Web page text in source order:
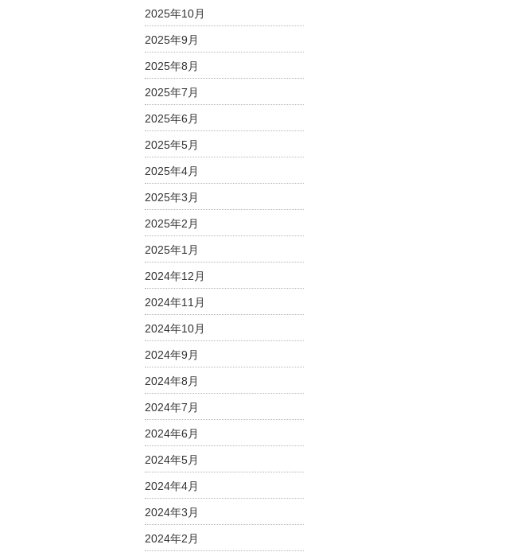
2025年10月
2025年9月
2025年8月
2025年7月
2025年6月
2025年5月
2025年4月
2025年3月
2025年2月
2025年1月
2024年12月
2024年11月
2024年10月
2024年9月
2024年8月
2024年7月
2024年6月
2024年5月
2024年4月
2024年3月
2024年2月